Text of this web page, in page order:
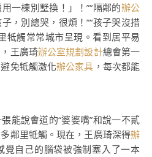
一棟別墅換！」！”“隔鄰的辦公
，別總哭，很煩！”“孩子哭沒措
牴觸常常城市呈現。看到居平易
王廣琦辦公室規劃設計總會第一
免牴觸激化辦公家具 ，每次都能
能說會道的“婆婆嘴”和說一不貳
鄰里牴觸。現在，王廣琦深得辦
覺自己的腦袋被強制塞入了一本